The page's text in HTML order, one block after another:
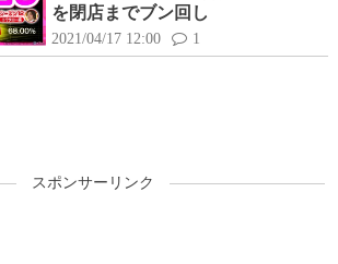
を閉店までブン回し
2021/04/17 12:00 1
スポンサーリンク